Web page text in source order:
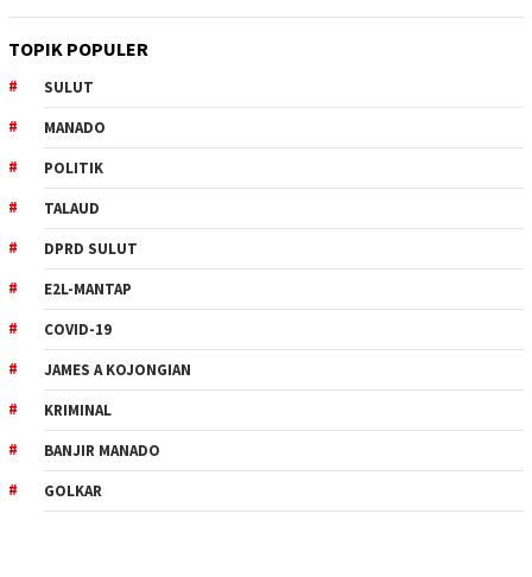
TOPIK POPULER
SULUT
MANADO
POLITIK
TALAUD
DPRD SULUT
E2L-MANTAP
COVID-19
JAMES A KOJONGIAN
KRIMINAL
BANJIR MANADO
GOLKAR